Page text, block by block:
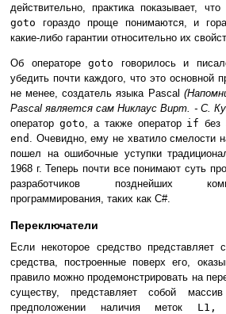
действительно, практика показывает,
goto гораздо проще понимаются, и
какие-либо гарантии относительно их
Об оператореgoto говорилось и
убедить почти каждого, что это основной
не менее, создатель языка Pascal
Pascal является сам Никлаус Вирт. - С.
оператор goto , а также оператор if без
end
. Очевидно, ему не хватило смелости
пошел на ошибочные уступки
1968 г. Теперь почти все понимают суть
разработчиков позднейших
программирования, таких как C#.
Переключатели
Если некоторое средство
средства, построенные поверх его,
правило можно продемонстрировать на
существу, представляет собой
предположении наличия меток